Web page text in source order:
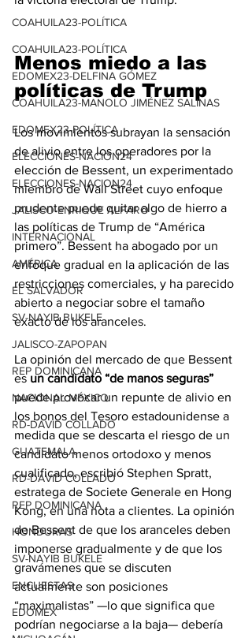
COAHUILA23-POLÍTICA
COAHUILA23-POLÍTICA
EDOMEX23-DELFINA GÓMEZ
COAHUILA23-MANOLO JIMÉNEZ SALINAS
EDOMEX23-POLÍTICA
ELECCIONES-NACION24
ELECCIONES-NACION24
JALISCO-ENRIQUE ALFARO
INTERNACIONAL
AMÉRICA
EL SALVADOR
SV-NAYIB BUKELE
JALISCO-ZAPOPAN
REP DOMINICANA
NACIONAL MÉXICO
RD-DAVID COLLADO
GUATEMALA
RD-DAVID COLLADO
REP DOMINICANA
HONDURAS
SV-NAYIB BUKELE
ENCUESTAS
EDOMEX
Menos miedo a las
políticas de Trump
Los movimientos subrayan la sensación
de alivio entre los operadores por la
elección de Bessent, un experimentado
miembro de Wall Street cuyo enfoque
prudente puede quitar algo de hierro a
las políticas de Trump de “América
primero”. Bessent ha abogado por un
enfoque gradual en la aplicación de las
restricciones comerciales, y ha parecido
abierto a negociar sobre el tamaño
exacto de los aranceles.
La opinión del mercado de que Bessent
es un candidato “de manos seguras”
puede provocar un repunte de alivio en
los bonos del Tesoro estadounidense a
medida que se descarta el riesgo de un
candidato menos ortodoxo y menos
cualificado, escribió Stephen Spratt,
estratega de Societe Generale en Hong
Kong, en una nota a clientes. La opinión
de Bessent de que los aranceles deben
imponerse gradualmente y de que los
gravámenes que se discuten
actualmente son posiciones
“maximalistas” —lo que significa que
podrían negociarse a la baja— debería